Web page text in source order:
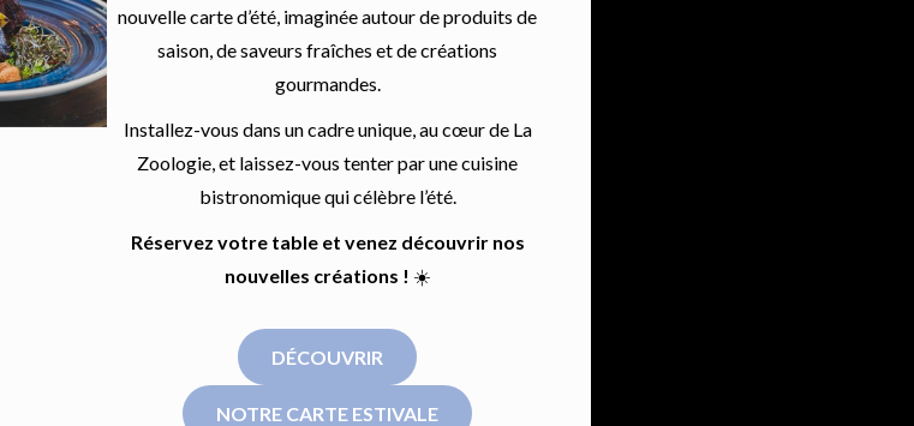
nouvelle carte d’été, imaginée autour de produits de
saison, de saveurs fraîches et de créations
gourmandes.
Installez-vous dans un cadre unique, au cœur de La
Zoologie, et laissez-vous tenter par une cuisine
bistronomique qui célèbre l’été.
Réservez votre table et venez découvrir nos
nouvelles créations ! ☀️
DÉCOUVRIR
NOTRE CARTE ESTIVALE